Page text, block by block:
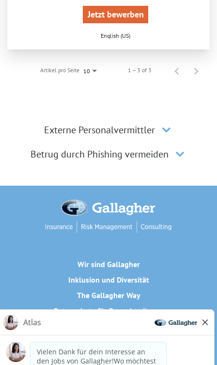
Jetzt bewerben
English (US)
Artikel pro Seite 10 1 – 3 of 3
Externe Personalvermittler
Betrug durch Phishing vermeiden
Wir sind Gallagher
Inklusion und Diversität
The Gallagher Way
Datenschutz für Bewerber/innen
Need reasonable accommodations to complete any part of
our application process, including the use of this website?